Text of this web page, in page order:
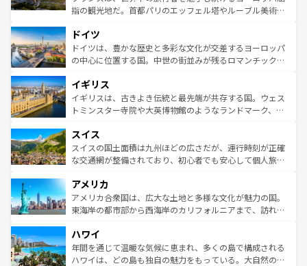
アートに溢れた街角から、地方では古代ローマ遺跡や中世
せる。地方によって風土や気候が異なるスペインはその個
性で訪れる人を魅了する。 なお、新着のスペイン情報は コ
ンテンツ一覧を参照してほしい。
指の観光地だ。首都パリのエッフェル塔やルーブル美術館
で、幅広い魅力が詰まっている。華麗な宮殿、歴史的な大
聖堂、美しいビーチ、そして豊かな自然が、訪れる者を心
から魅了する。また、フランスは美食の国としても知ら
いる。シャンパンの発祥地であるランス、プロヴァンスの
香り高いラベンダー畑など、多彩な楽しみ方が可能だ。さ
らに、パリ以外の地域にも魅力が溢れており、どの街角に
れる地方に足を運ぶとそれぞれで全く異なる文化を体験で
きるだろう。 なお、新着のフランス情報はコンテンツ一覧
を参照してほしい。
ドイツ
ドイツは、豊かな歴史と多彩な文化が交差するヨーロッパ
の中心に位置する国。中世の街並みが残るロマンチック街
顔を持つこの国は、どこを歩いても飽きることがない。ベ
ルリンの文化的活気、バイエルン州のアルプスの絶景、そ
してライン川沿いのワイン畑といった風景は必見。ビール
は、お酒好きな人にはぜひ体験してほしい。 なお、新着の
ドイツ情報はコンテンツ一覧を参照してほしい。
イギリス
イギリスは、古きよき伝統と最先端が共存する国。ウェス
トミンスター寺院や大英博物館のようなランドマーク、歴
リアごとに異なる魅力がある。また、優雅なアフタヌーン
ティー、ビール好きにはたまらない英国パブ、サッカー観
戦など、本場だからこそできる体験も豊富。イギリスを旅
ンツ一覧を参照してほしい。
スイス
スイスの国土面積は九州ほどの広さだが、運行時刻が正確
な交通網が整備されており、初心者でも安心して個人旅行
の建物がそのまま残る町や、スイスならではのユニークな
博物館もあり、アルプス観光だけでなく町歩きも満喫する
ことができる。国民の所得が高いため物価も高いが、旅行
ば市内交通費無料で観光を楽しむこともできる。 なお、新
着のスイス情報はコンテンツ一覧 を参照してほしい。
アメリカ
アメリカ合衆国は、広大な土地と多様な文化が魅力の国。
東海岸の都市部から西海岸のカリフォルニアまで、訪れる
のような巨大都市は、観光、ショッピング、エンターテイ
ンメントが詰まった刺激的なスポットだ。一方、アメリカ
西部には大自然が広がり、グランドキャニオンやイエロー
ハワイ
年間を通じて温暖な気候に恵まれ、多くの島で構成される
ハワイは、どの島も独自の魅力をもっている。大自然の神